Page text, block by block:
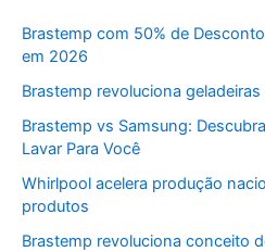
Brastemp com 50% de
em 2026
Brastemp revoluciona
Brastemp vs Samsung:
Lavar Para Você
Whirlpool acelera produção
produtos
Brastemp revoluciona conceito